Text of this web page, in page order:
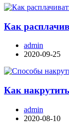
Как
admin
2020-09-25
Как
admin
2020-08-10